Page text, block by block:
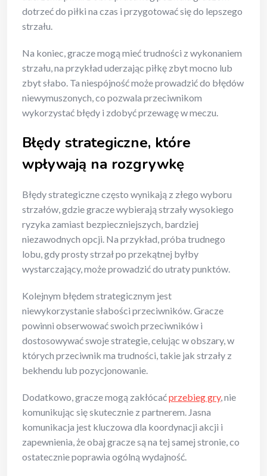
dotrzeć do piłki na czas i przygotować się do lepszego
strzału.
Na koniec, gracze mogą mieć trudności z wykonaniem
strzału, na przykład uderzając piłkę zbyt mocno lub
zbyt słabo. Ta niespójność może prowadzić do błędów
niewymuszonych, co pozwala przeciwnikom
wykorzystać błędy i zdobyć przewagę w meczu.
Błędy strategiczne, które
wpływają na rozgrywkę
Błędy strategiczne często wynikają z złego wyboru
strzałów, gdzie gracze wybierają strzały wysokiego
ryzyka zamiast bezpieczniejszych, bardziej
niezawodnych opcji. Na przykład, próba trudnego
lobu, gdy prosty strzał po przekątnej byłby
wystarczający, może prowadzić do utraty punktów.
Kolejnym błędem strategicznym jest
niewykorzystanie słabości przeciwników. Gracze
powinni obserwować swoich przeciwników i
dostosowywać swoje strategie, celując w obszary, w
których przeciwnik ma trudności, takie jak strzały z
bekhendu lub pozycjonowanie.
Dodatkowo, gracze mogą zakłócaćprzebieg gry, nie
komunikując się skutecznie z partnerem. Jasna
komunikacja jest kluczowa dla koordynacji akcji i
zapewnienia, że obaj gracze są na tej samej stronie, co
ostatecznie poprawia ogólną wydajność.